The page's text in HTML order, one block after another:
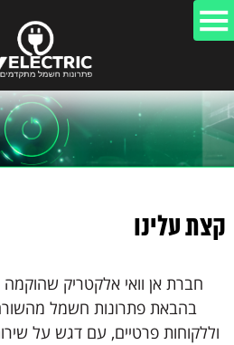
קצת עלינו
בהבאת פתרונות חשמל
וללקוחות פרטיים, עם דגש על